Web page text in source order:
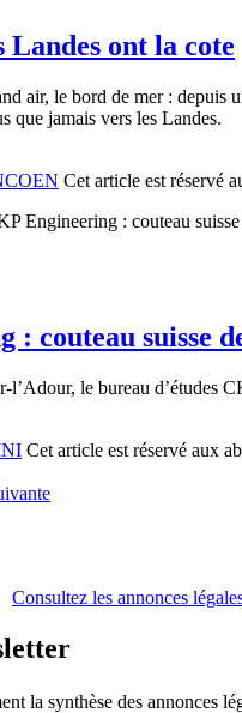
ont la cote
air, le bord de mer : depuis
que jamais vers les Landes.
Cet article est réservé
: couteau suisse
l’Adour, le bureau d’études
Cet article est réservé aux
Consultez les annonces
la synthèse des annonces